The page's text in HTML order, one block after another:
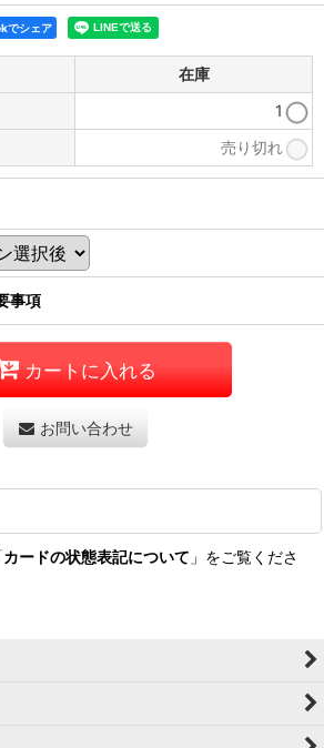
でシェア
在庫
1
売り切れ
事項
カートに入れる
お問い合わせ
カードの状態表記について 」をご覧くださ